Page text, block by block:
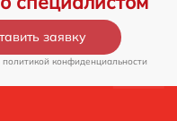
заявку
политикой конфиденциальности